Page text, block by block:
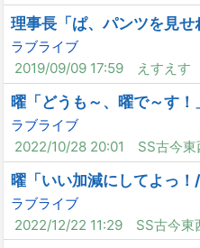
理事長「ぱ、パンツを見せ
ラブライブ
2019/09/09 17:59
えすえす
曜「どうも～、曜で～す！
ラブライブ
2022/10/28 20:01
SS古今東
曜「いい加減にしてよっ
ラブライブ
2022/12/22 11:29
SS古今東